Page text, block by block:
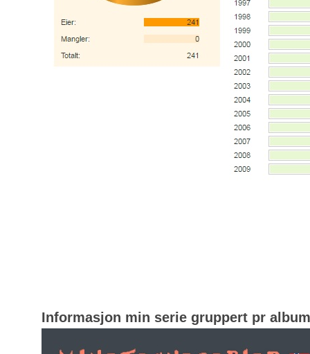
Informasjon min serie gruppert pr